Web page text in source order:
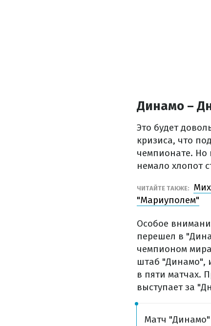
Динамо –
Это будет
кризиса, что
чемпионате. Но
немало хлопот
ЧИТАЙТЕ ТАКЖЕ:
"Мариуполем"
Особое
перешел в
чемпионом
штаб "Динамо",
в пяти матчах.
выступает за
Матч "Динамо"